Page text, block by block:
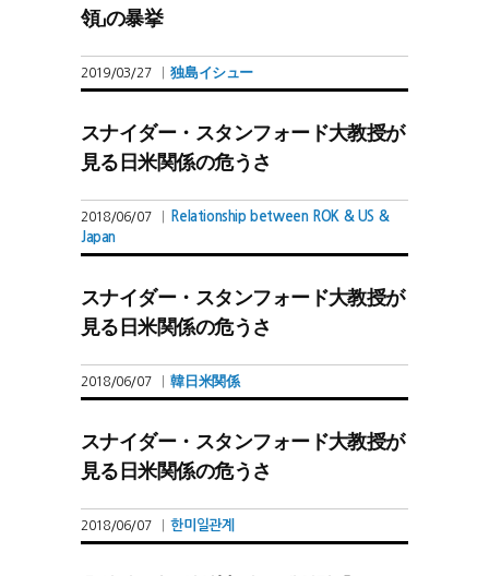
領」の暴挙
2019/03/27 |独島イシュー
スナイダー・スタンフォード大教授が
見る日米関係の危うさ
2018/06/07
Relationship between ROK & US &
Japan
スナイダー・スタンフォード大教授が
見る日米関係の危うさ
2018/06/07 |韓日米関係
スナイダー・スタンフォード大教授が
見る日米関係の危うさ
2018/06/07 |한미일관계